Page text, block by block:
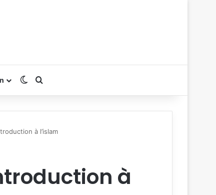
Switch skin
à l’islam
à